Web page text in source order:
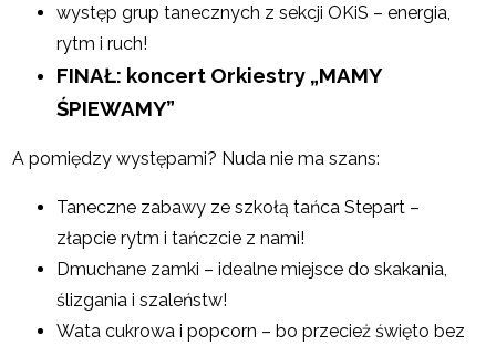
występ grup tanecznych z sekcji OKiS – energia,
rytm i ruch!
FINAŁ: koncert Orkiestry „MAMY
ŚPIEWAMY”
A pomiędzy występami? Nuda nie ma szans:
Taneczne zabawy ze szkołą tańca Stepart –
złapcie rytm i tańczcie z nami!
Dmuchane zamki – idealne miejsce do skakania,
ślizgania i szaleństw!
Wata cukrowa i popcorn – bo przecież święto bez